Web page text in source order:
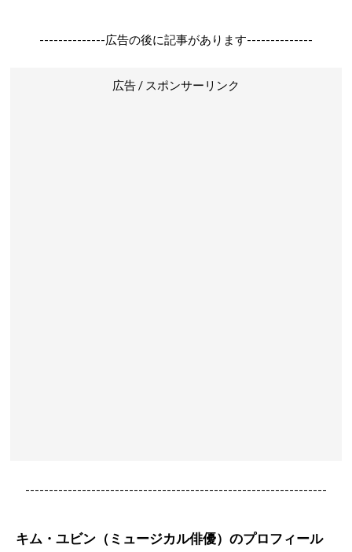
--------------広告の後に記事があります--------------
広告 / スポンサーリンク
----------------------------------------------------------------
キム・ユビン（ミュージカル俳優）のプロフィール